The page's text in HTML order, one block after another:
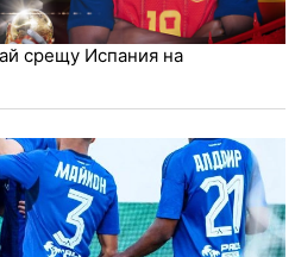
срещу Испания на